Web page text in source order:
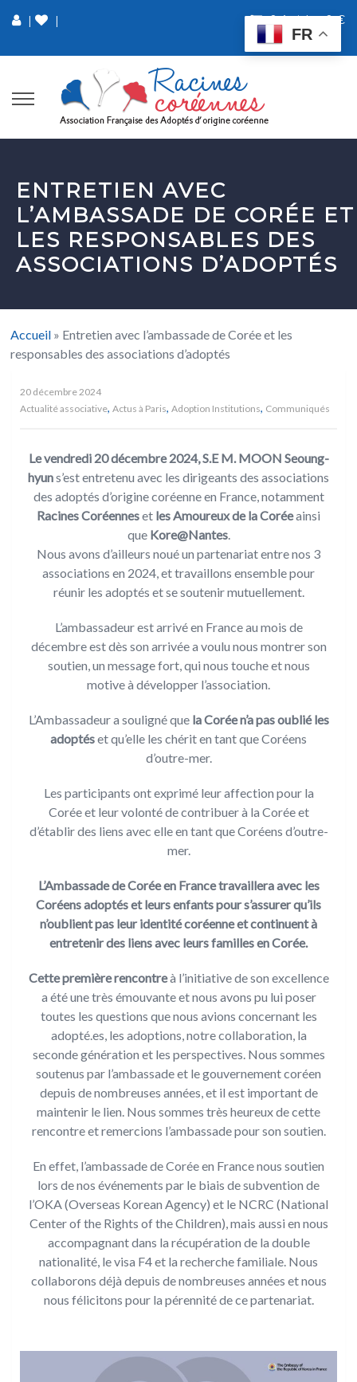
| 0 Article 0 €
|
ENTRETIEN AVEC
L’AMBASSADE DE CORÉE ET
LES RESPONSABLES DES
ASSOCIATIONS D’ADOPTÉS
Accueil » Entretien avec l’ambassade de Corée et les
responsables des associations d’adoptés
20 décembre 2024
Actualité associative, Actus à Paris, Adoption Institutions, Communiqués
Le vendredi 20 décembre 2024, S.E M. MOON Seoung-
hyuns’est entretenu avec les dirigeants des associations
des adoptés d’origine coréenne en France, notamment
Racines Coréenneset les Amoureux de la Coréeainsi
que Kore@Nantes.
Nous avons d’ailleurs noué un partenariat entre nos 3
associations en 2024, et travaillons ensemble pour
réunir les adoptés et se soutenir mutuellement.
L’ambassadeur est arrivé en France au mois de
décembre est dès son arrivée a voulu nous montrer son
soutien, un message fort, qui nous touche et nous
motive à développer l’association.
L’Ambassadeur a souligné quela Corée n’a pas oublié les
adoptéset qu’elle les chérit en tant que Coréens
d’outre-mer.
Les participants ont exprimé leur affection pour la
Corée et leur volonté de contribuer à la Corée et
d’établir des liens avec elle en tant que Coréens d’outre-
mer.
L’Ambassade de Corée en France travaillera avec les
Coréens adoptés et leurs enfants pour s’assurer qu’ils
n’oublient pas leur identité coréenne et continuent à
entretenir des liens avec leurs familles en Corée.
Cette première rencontreà l’initiative de son excellence
a été une très émouvante et nous avons pu lui poser
toutes les questions que nous avions concernant les
adopté.es, les adoptions, notre collaboration, la
seconde génération et les perspectives. Nous sommes
soutenus par l’ambassade et le gouvernement coréen
depuis de nombreuses années, et il est important de
maintenir le lien. Nous sommes très heureux de cette
rencontre et remercions l’ambassade pour son soutien.
En effet, l’ambassade de Corée en France nous soutien
lors de nos événements par le biais de subvention de
l’OKA (Overseas Korean Agency) et le NCRC (National
Center of the Rights of the Children), mais aussi en nous
accompagnant dans la récupération de la double
nationalité, le visa F4 et la recherche familiale. Nous
collaborons déjà depuis de nombreuses années et nous
nous félicitons pour la pérennité de ce partenariat.
FR